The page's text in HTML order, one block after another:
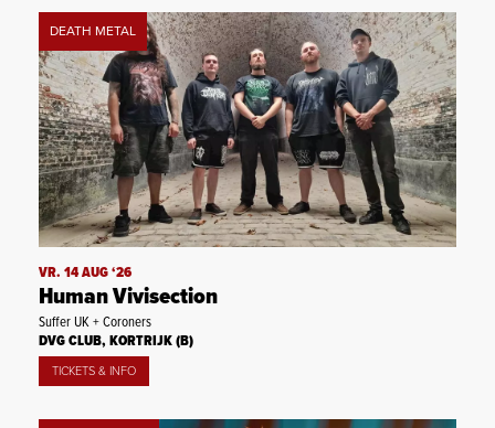
DEATH METAL
VR. 14 AUG ‘26
Human Vivisection
Suffer UK + Coroners
DVG CLUB, KORTRIJK (B)
TICKETS & INFO